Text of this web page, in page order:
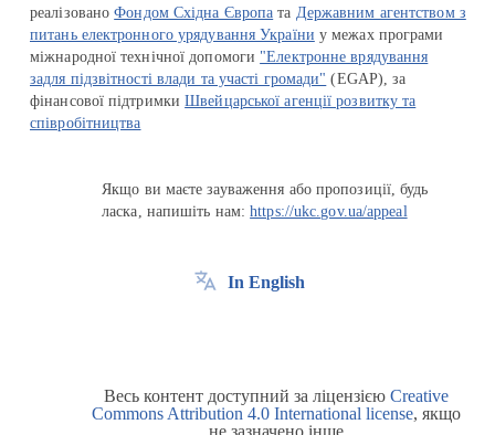
реалізованоФондом Східна Європа та Державним агентством з
питань електронного урядування України у межах програми
міжнародної технічної допомоги "Електронне врядування
задля підзвітності влади та участі громади" (EGAP), за
фінансової підтримкиШвейцарської агенції розвитку та
співробітництва
Якщо ви маєте зауваження або пропозиції, будь
ласка, напишіть нам:https://ukc.gov.ua/appeal
In English
Весь контент доступний за ліцензією Creative
Commons Attribution 4.0 International license, якщо
не зазначено інше